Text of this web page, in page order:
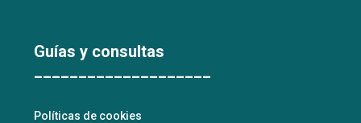
Guías y consultas
____________________
Políticas de cookies